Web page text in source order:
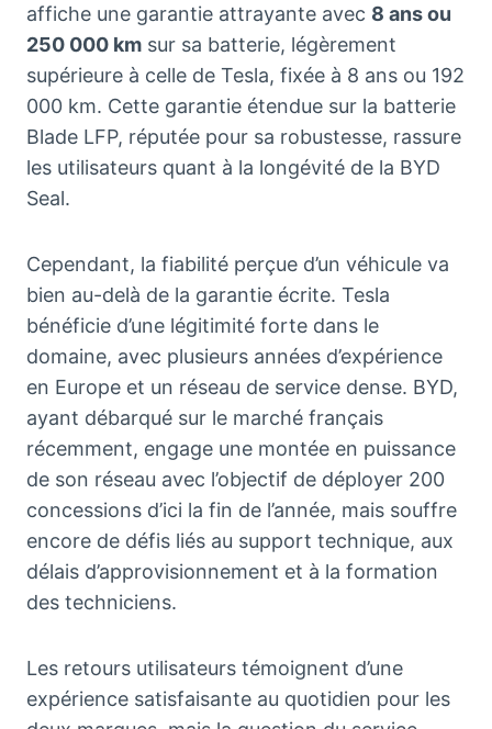
affiche une garantie attrayante avec 8 ans ou
250 000 km sur sa batterie, légèrement
supérieure à celle de Tesla, fixée à 8 ans ou 192
000 km. Cette garantie étendue sur la batterie
Blade LFP, réputée pour sa robustesse, rassure
les utilisateurs quant à la longévité de la BYD
Seal.
Cependant, la fiabilité perçue d’un véhicule va
bien au-delà de la garantie écrite. Tesla
bénéficie d’une légitimité forte dans le
domaine, avec plusieurs années d’expérience
en Europe et un réseau de service dense. BYD,
ayant débarqué sur le marché français
récemment, engage une montée en puissance
de son réseau avec l’objectif de déployer 200
concessions d’ici la fin de l’année, mais souffre
encore de défis liés au support technique, aux
délais d’approvisionnement et à la formation
des techniciens.
Les retours utilisateurs témoignent d’une
expérience satisfaisante au quotidien pour les